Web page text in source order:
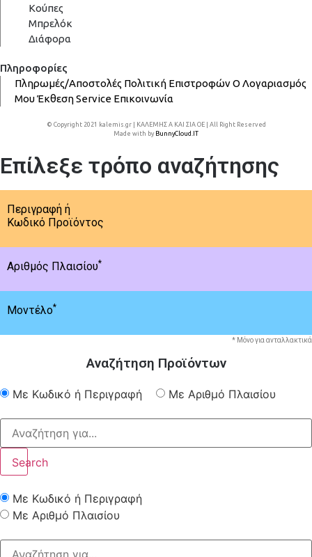
Κούπες
Μπρελόκ
Διάφορα
Πληροφορίες
Πληρωμές/Αποστολές Πολιτική ΕπιστροφώνΟ Λογαριασμός
ΜουΈκθεσηService Επικοινωνία
© Copyright 2021 kalemis.gr | ΚΑΛΕΜΗΣ Α ΚΑΙ ΣΙΑ ΟΕ | All Right Reserved
Made with by BunnyCloud.IT
Επίλεξε τρόπο αναζήτησης
Περιγραφή ή
Κωδικό Προϊόντος
Αριθμός Πλαισίου*
Μοντέλο*
* Μόνο για ανταλλακτικά
Αναζήτηση Προϊόντων
Με Κωδικό ή Περιγραφή Με Αριθμό Πλαισίου
Search
Με Κωδικό ή Περιγραφή
Με Αριθμό Πλαισίου